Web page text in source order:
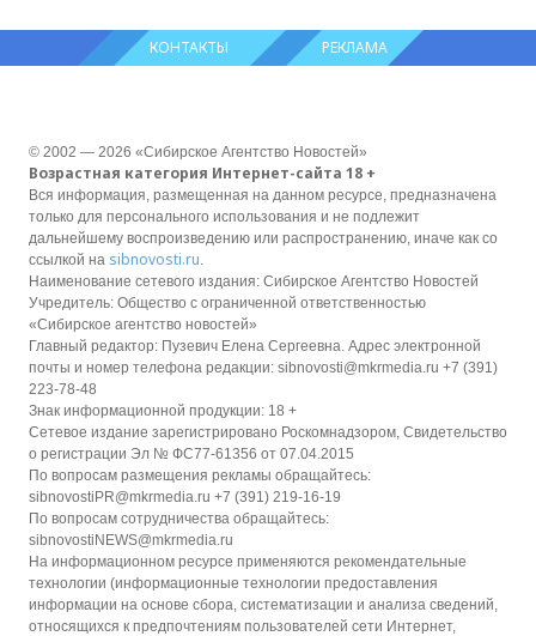
КОНТАКТЫ РЕКЛАМА
© 2002 — 2026 «Сибирское Агентство Новостей»
Возрастная категория Интернет-сайта 18 +
Вся информация, размещенная на данном ресурсе, предназначена
только для персонального использования и не подлежит
дальнейшему воспроизведению или распространению, иначе как со
ссылкой на sibnovosti.ru.
Наименование сетевого издания: Сибирское Агентство Новостей
Учредитель: Общество с ограниченной ответственностью
«Сибирское агентство новостей»
Главный редактор: Пузевич Елена Сергеевна. Адрес электронной
почты и номер телефона редакции: sibnovosti@mkrmedia.ru +7 (391)
223-78-48
Знак информационной продукции: 18 +
Сетевое издание зарегистрировано Роскомнадзором, Свидетельство
о регистрации Эл № ФС77-61356 от 07.04.2015
По вопросам размещения рекламы обращайтесь:
sibnovostiPR@mkrmedia.ru +7 (391) 219-16-19
По вопросам сотрудничества обращайтесь:
sibnovostiNEWS@mkrmedia.ru
На информационном ресурсе применяются рекомендательные
технологии (информационные технологии предоставления
информации на основе сбора, систематизации и анализа сведений,
относящихся к предпочтениям пользователей сети Интернет,